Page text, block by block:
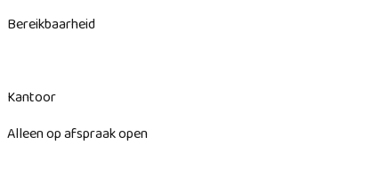
Bereikbaarheid
Kantoor
Alleen op afspraak open